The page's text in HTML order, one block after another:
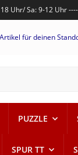
Uhr/ Sa: 9-12 Uhr
für deinen
PUZZLE
SPUR TT